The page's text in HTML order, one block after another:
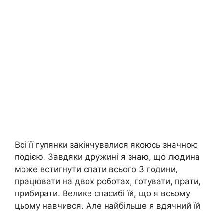
Всі її гулянки закінчувалися якоюсь значною
подією. Завдяки дружині я знаю, що людина
може встигнути спати всього 3 години,
працювати на двох роботах, готувати, прати,
прибирати. Велике спасибі їй, що я всьому
цьому навчився. Але найбільше я вдячний їй